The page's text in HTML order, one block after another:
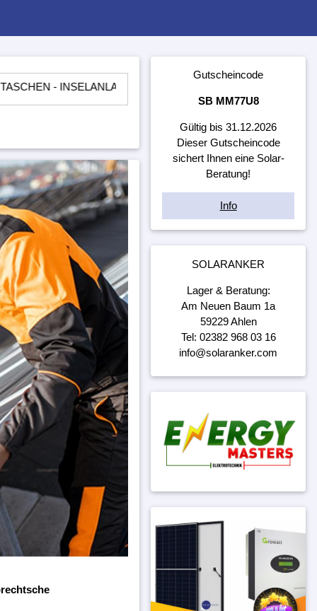
- LADEREGLER - BATTERIEN -
Gutscheincode
SB MM77U8
Gültig bis 31.12.2026
Dieser Gutscheincode
sichert Ihnen eine Solar-
Beratung!
Info
SOLARANKER
Lager & Beratung:
Am Neuen Baum 1a
59229 Ahlen
Tel: 02382 968 03 16
info@solaranker.com